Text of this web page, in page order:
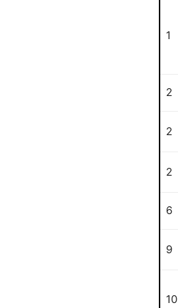
1
2
2
2
6
9
10